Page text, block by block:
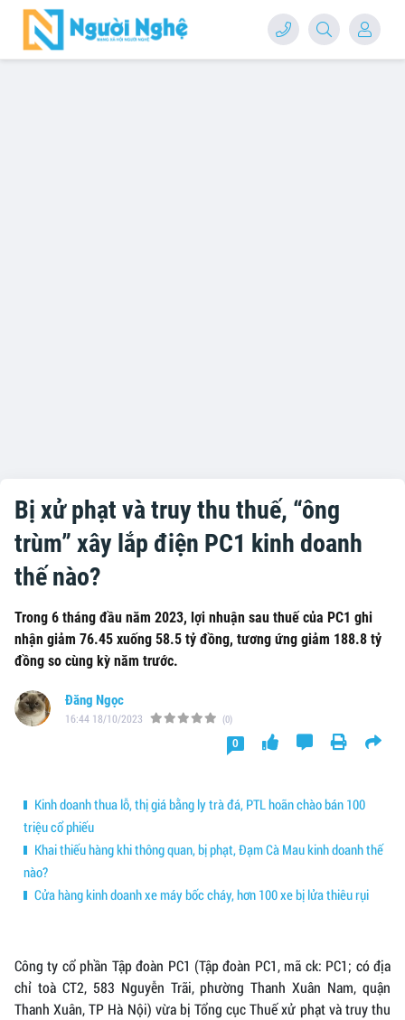
Bị xử phạt và truy thu thuế, “ông
trùm” xây lắp điện PC1 kinh doanh
thế nào?
Trong 6 tháng đầu năm 2023, lợi nhuận sau thuế của PC1 ghi
nhận giảm 76.45 xuống 58.5 tỷ đồng, tương ứng giảm 188.8 tỷ
đồng so cùng kỳ năm trước.
Đăng Ngọc
16:44 18/10/2023 (0)
0
Kinh doanh thua lỗ, thị giá bằng ly trà đá, PTL hoãn chào bán 100
triệu cổ phiếu
Khai thiếu hàng khi thông quan, bị phạt, Đạm Cà Mau kinh doanh thế
nào?
Cửa hàng kinh doanh xe máy bốc cháy, hơn 100 xe bị lửa thiêu rụi
Công ty cổ phần Tập đoàn PC1 (Tập đoàn PC1, mã ck: PC1; có địa
chỉ toà CT2, 583 Nguyễn Trãi, phường Thanh Xuân Nam, quận
Thanh Xuân, TP Hà Nội) vừa bị Tổng cục Thuế xử phạt và truy thu